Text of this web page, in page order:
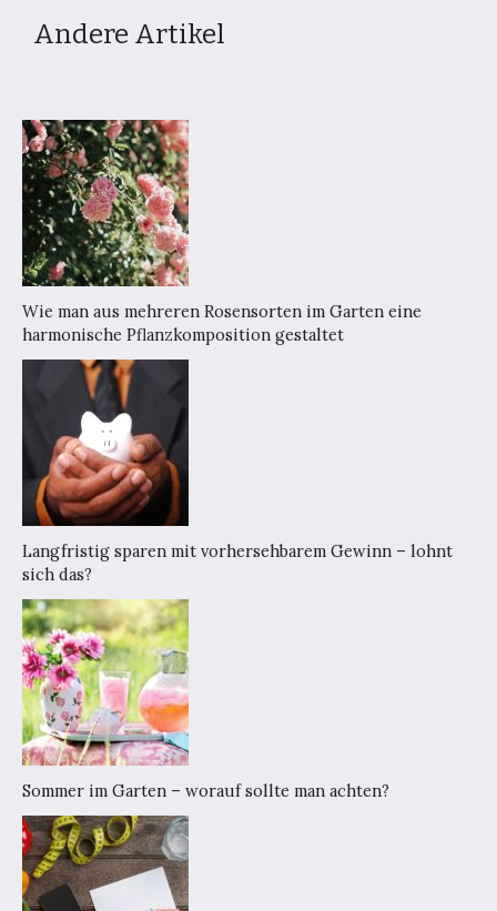
Andere Artikel
Wie man aus mehreren Rosensorten im Garten eine
harmonische Pflanzkomposition gestaltet
Langfristig sparen mit vorhersehbarem Gewinn – lohnt
sich das?
Sommer im Garten – worauf sollte man achten?